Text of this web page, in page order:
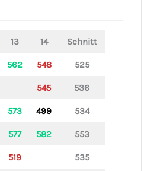
13 14 Schnitt
562 548 525
545 536
573 499 534
577 582 553
519 535